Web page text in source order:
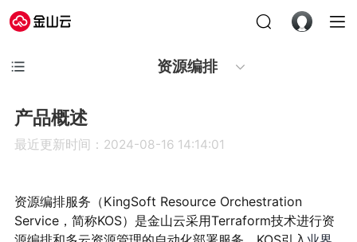
资源编排
产品概述
最近更新时间：2024-08-16 14:14:01
资源编排服务（KingSoft Resource Orchestration
Service，简称KOS）是金山云采用Terraform技术进行资